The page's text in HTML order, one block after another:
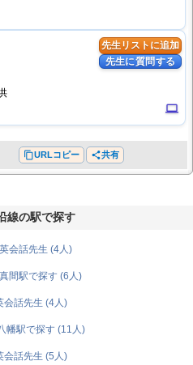
先生リストに追加
先生に質問する
computer
content_copyURLコピー share共有
線の駅で探す
会話先生 (4人)
間駅で探す (6人)
会話先生 (4人)
幡駅で探す (11人)
会話先生 (5人)